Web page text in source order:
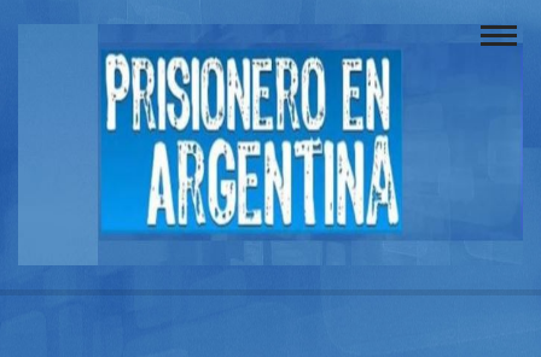
Buscador
Documentos